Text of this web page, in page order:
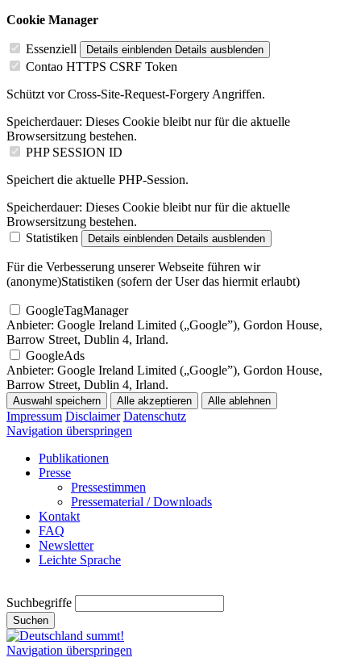
Cookie Manager
Essenziell Details einblenden Details ausblenden
Contao HTTPS CSRF Token
Schützt vor Cross-Site-Request-Forgery Angriffen.
Speicherdauer: Dieses Cookie bleibt nur für die aktuelle
Browsersitzung bestehen.
PHP SESSION ID
Speichert die aktuelle PHP-Session.
Speicherdauer: Dieses Cookie bleibt nur für die aktuelle
Browsersitzung bestehen.
Statistiken
Details einblenden Details ausblenden
Für die Verbesserung unserer Webseite führen wir
(anonyme)Statistiken (sofern der User das hiermit erlaubt)
GoogleTagManager
Anbieter: Google Ireland Limited („Google”), Gordon House,
Barrow Street, Dublin 4, Irland.
GoogleAds
Anbieter: Google Ireland Limited („Google”), Gordon House,
Barrow Street, Dublin 4, Irland.
Auswahl speichern Alle akzeptieren Alle ablehnen
Impressum Disclaimer Datenschutz
Navigation überspringen
Publikationen
Presse
Pressestimmen
Pressematerial / Downloads
Kontakt
FAQ
Newsletter
Leichte Sprache
Suchbegriffe
Suchen
Navigation überspringen